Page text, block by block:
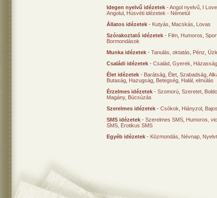
Idegen nyelvű idézetek -Angol nyelvű I
Angolul Húsvéti idézetek - Németül
Állatos idézetek - Kutyás Macskás
Lovas
Szórakoztató idézetek - Film Humoros
Bormondások
Munka idézetek - Tanulás, oktatás Pénz
Családi idézetek - Család Gyerek
Élet idézetek - Barátság Élet Szabadság
Butaság Hazugság Betegség Halál, elmúlás
Érzelmes idézetek - Szomorú Szeretet
Magány, Búcsúzás
Szerelmes idézetek - Csókok Hiányzol
SMS idézetek - Szerelmes SMS Humoros,
SMS Erotikus SMS
Egyéb idézetek - Közmondás Névnap